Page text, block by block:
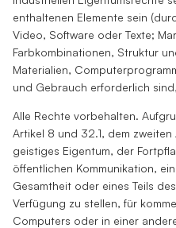
enthaltenen Elemente sein
Video, Software oder Texte;
Farbkombinationen, Struktur
Materialien,
und Gebrauch erforderlich
Alle Rechte vorbehalten.
Artikel 8 und 32.1, dem
geistiges Eigentum, der
öffentlichen Kommunikation,
Gesamtheit oder eines Teils
Verfügung zu stellen, für
Computers oder in einer